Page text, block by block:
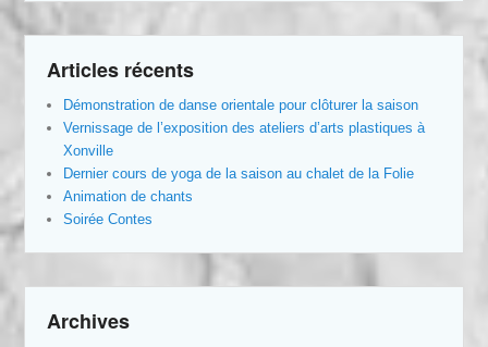
Articles récents
Démonstration de danse orientale pour clôturer la saison
Vernissage de l’exposition des ateliers d’arts plastiques à
Xonville
Dernier cours de yoga de la saison au chalet de la Folie
Animation de chants
Soirée Contes
Archives